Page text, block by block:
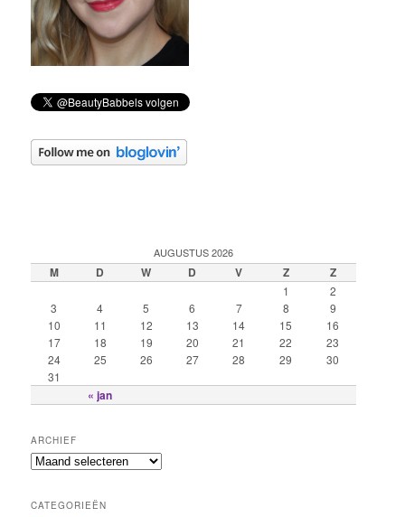
AUGUSTUS 2026
M D W D V Z Z
« jan
1
2
3
4 5 6 7 8
9
10
11 12 13 14 15
16
17
18 19 20 21 22
23
24
25 26 27 28 29
30
31
ARCHIEF
CATEGORIEËN